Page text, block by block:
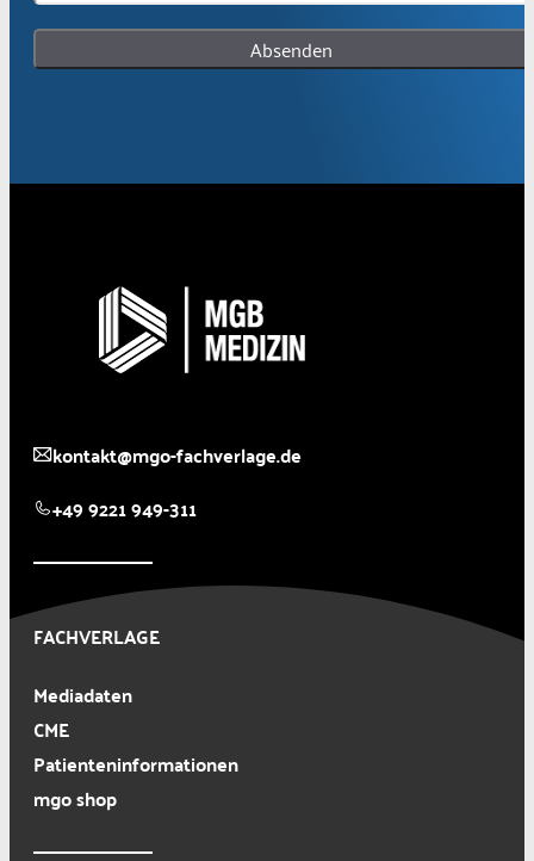
Absenden
kontakt@mgo-fachverlage.de
+49 9221 949-311
FACHVERLAGE
Mediadaten
CME
Patienteninformationen
mgo shop